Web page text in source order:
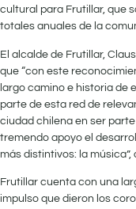
cultural para Frutillar, que
totales anuales de la
El alcalde de Frutillar,
que “con este
largo camino e historia de
parte de esta red de
ciudad chilena en ser
tremendo apoyo el
más distintivos: la música”,
Frutillar cuenta con una
impulso que dieron los